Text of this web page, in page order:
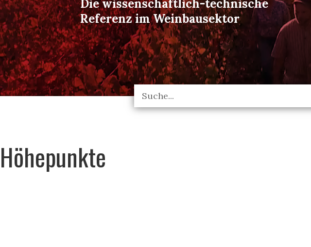
Die wissenschaftlich-technische
Referenz im Weinbausektor
Höhepunkte